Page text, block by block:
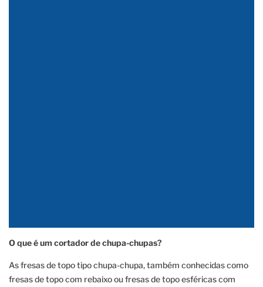
O que é um cortador de chupa-chupas?
As fresas de topo tipo chupa-chupa, também conhecidas como
fresas de topo com rebaixo ou fresas de topo esféricas com